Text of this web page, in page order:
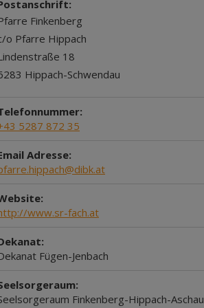
Finkenberg
o Pfarre Hippach
18
Hippach-Schwendau
5287 872 35
Adresse:
www.sr-fach.at
Fügen-Jenbach
Finkenberg-Hippach-Aschau